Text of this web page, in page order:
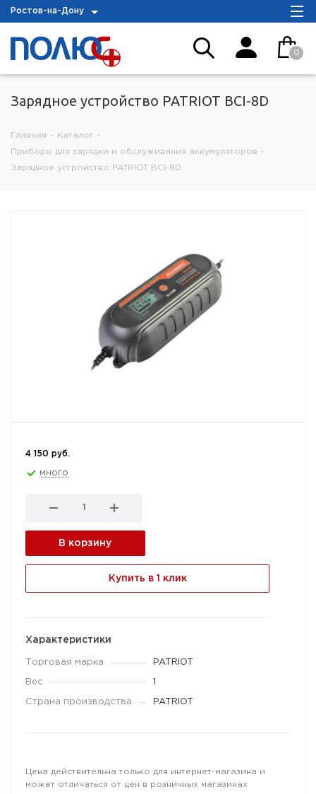
Ростов-на-Дону
0
Зарядное устройство PATRIOT BCI-8D
Главная - Каталог -
Приборы для зарядки и обслуживания аккумуляторов -
Зарядное устройство PATRIOT BCI-8D
4 150 руб.
много
В корзину
Купить в 1 клик
Характеристики
Торговая марка PATRIOT
Вес 1
Страна производства PATRIOT
Цена действительна только для интернет-магазина и
может отличаться от цен в розничных магазинах